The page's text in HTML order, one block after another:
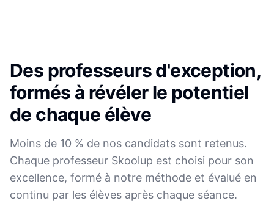
Des professeurs d'exception,
formés à révéler le potentiel
de chaque élève
Moins de 10 % de nos candidats sont retenus.
Chaque professeur Skoolup est choisi pour son
excellence, formé à notre méthode et évalué en
continu par les élèves après chaque séance.